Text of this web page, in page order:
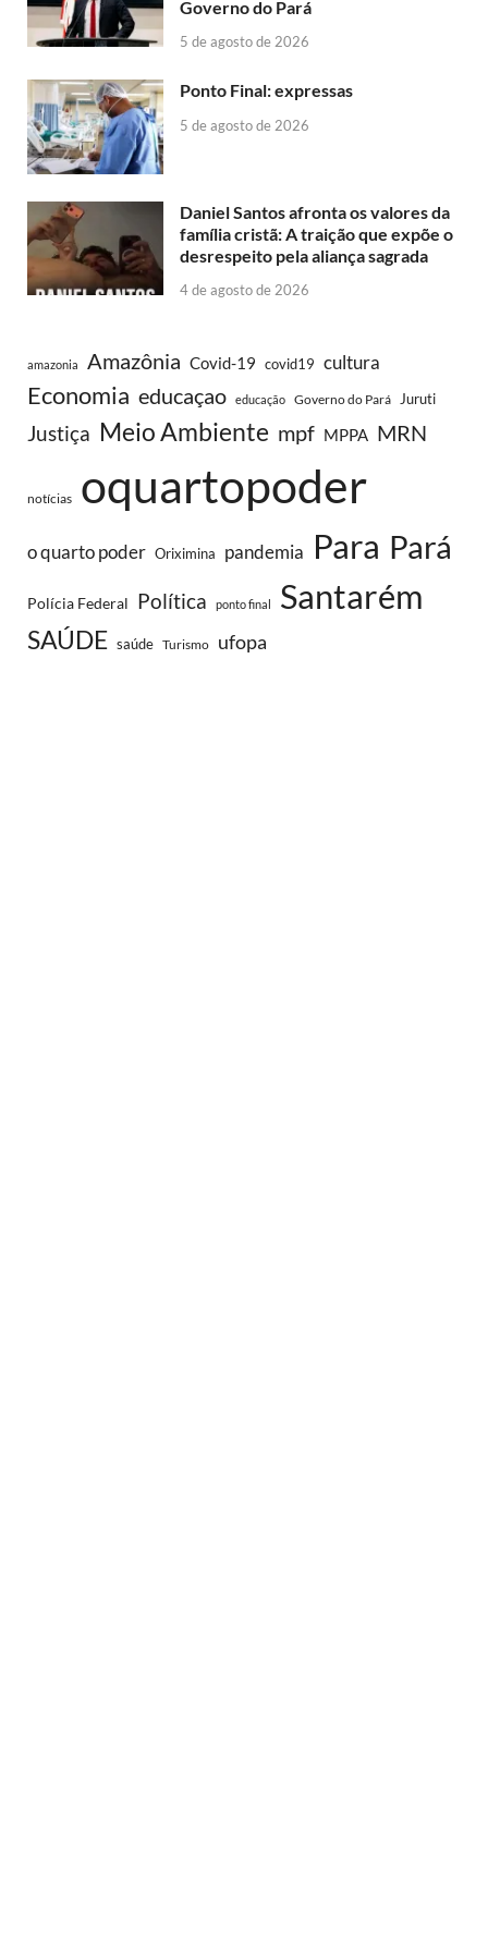
Governo do Pará
5 de agosto de 2026
Ponto Final: expressas
5 de agosto de 2026
Daniel Santos afronta os valores da
família cristã: A traição que expõe o
desrespeito pela aliança sagrada
4 de agosto de 2026
amazonia Amazônia Covid-19 covid19 cultura
Economia educaçao educação Governo do Pará Juruti
Justiça Meio Ambiente mpf MPPA MRN
notícias oquartopoder
o quarto poder Oriximina pandemia Para Pará
Polícia Federal Política ponto final Santarém
SAÚDE saúde Turismo ufopa